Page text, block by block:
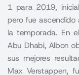
1 para 2019,
pero fue ascendido
la temporada. En
Abu Dhabi, Albon
sus mejores
Max Verstappen,